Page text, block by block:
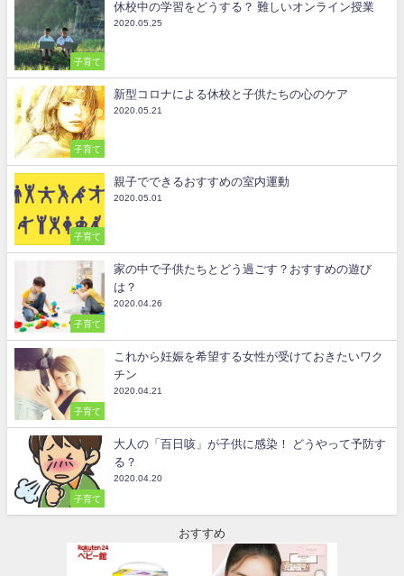
子育て
休校中の学習をどうする？ 難しいオンライン授業
2020.05.25
子育て
新型コロナによる休校と子供たちの心のケア
2020.05.21
子育て
親子でできるおすすめの室内運動
2020.05.01
子育て
家の中で子供たちとどう過ごす？おすすめの遊び
は？
2020.04.26
子育て
これから妊娠を希望する女性が受けておきたいワク
チン
2020.04.21
子育て
大人の「百日咳」が子供に感染！ どうやって予防す
る？
2020.04.20
おすすめ